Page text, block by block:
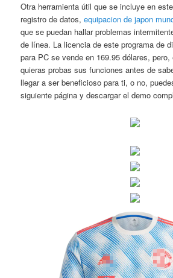
Otra herramienta útil que se incluye en
registro de datos,equipacion de japon
que se puedan hallar problemas
de línea. La licencia de este programa de
para PC se vende en 169.95 dólares,
quieras probas sus funciones antes de
llegar a ser beneficioso para ti, o no,
siguiente página y descargar el demo